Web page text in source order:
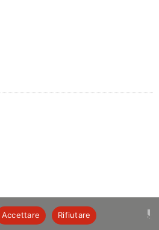
Accettare Rifiutare